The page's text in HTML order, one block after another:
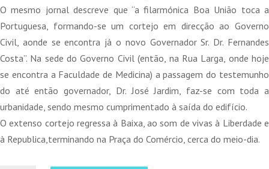
O mesmo jornal descreve que “a filarmónica Boa União toca a
Portuguesa, formando-se um cortejo em direcção ao Governo
Civil, aonde se encontra já o novo Governador Sr. Dr. Fernandes
Costa”. Na sede do Governo Civil (então, na Rua Larga, onde hoje
se encontra a Faculdade de Medicina) a passagem do testemunho
do até então governador, Dr. José Jardim, faz-se com toda a
urbanidade, sendo mesmo cumprimentado à saída do edifício.
O extenso cortejo regressa à Baixa, ao som de vivas à Liberdade e
à Republica,terminando na Praça do Comércio, cerca do meio-dia.